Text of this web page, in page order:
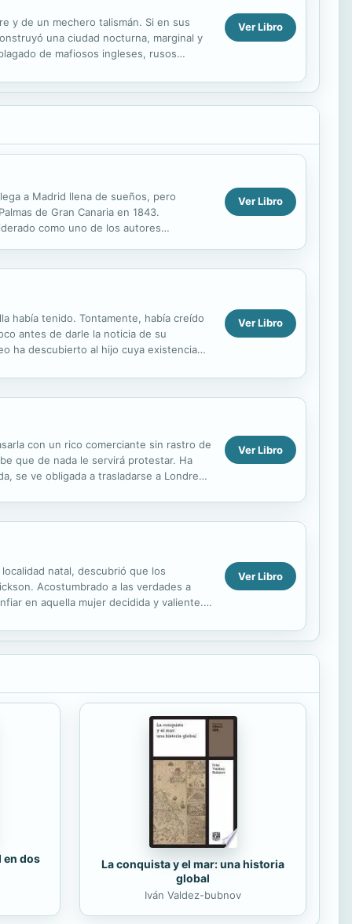
y de un mechero talismán. Si en sus
una ciudad nocturna, marginal y
de mafiosos ingleses, rusos
Ver Libro
a Madrid llena de sueños, pero
de Gran Canaria en 1843.
como uno de los autores
Ver Libro
había tenido. Tontamente, había creído
antes de darle la noticia de su
ha descubierto al hijo cuya existencia
Ver Libro
con un rico comerciante sin rastro de
que de nada le servirá protestar. Ha
se ve obligada a trasladarse a Londres
Ver Libro
natal, descubrió que los
Acostumbrado a las verdades a
en aquella mujer decidida y valiente.
Ver Libro
en dos
La conquista y el mar: una historia
global
Iván Valdez-bubnov